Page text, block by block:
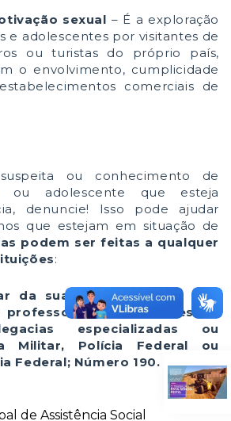
sexual – É a exploração
e adolescentes por visitantes de
ou turistas do próprio país,
o envolvimento, cumplicidade
comerciais de
ou conhecimento de
ou adolescente que esteja
denuncie! Isso pode ajudar
que estejam em situação de
podem ser feitas a qualquer
:
da sua cidade; Disque 100;
orientadores ou
especializadas ou
Militar, Polícia Federal ou
Federal; Número 190.
de Assistência Social